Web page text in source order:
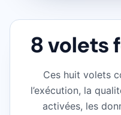
8 volets
Ces huit volets
l’exécution, la
activées, les